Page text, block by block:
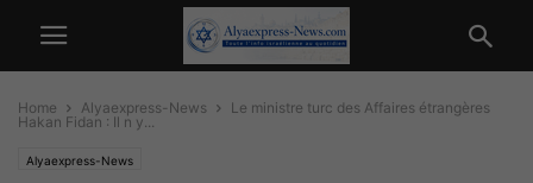
Home Alyaexpress-News
Le ministre turc des Affaires étrangères
Hakan Fidan : Il n y...
Alyaexpress-News